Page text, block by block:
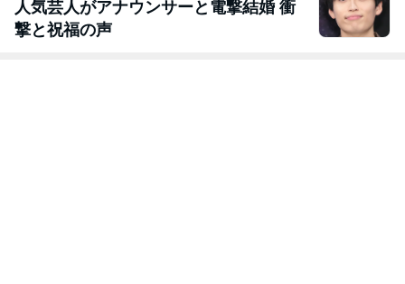
人気芸人がアナウンサーと電撃結婚 衝
撃と祝福の声